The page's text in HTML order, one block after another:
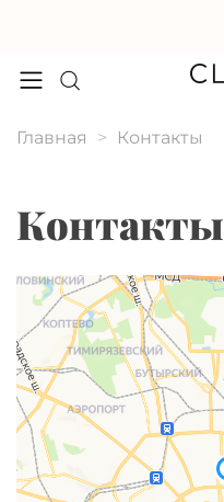
Главная Контакты
Контакты